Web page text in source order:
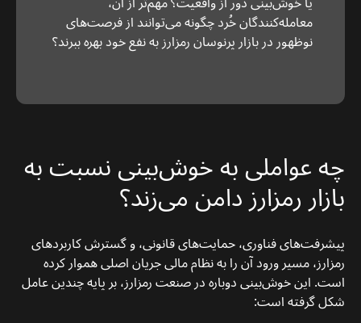
معامله‌کنندگان خُرد چگونه می‌توانند از فرصت‌های
نوظهور در بازار پرنوسان رمزارز به نفع خود بهره ببرند؟
چه عواملی به خوش‌بینی نسبت به
بازار رمزارز دامن می‌زند؟
پیشرفت‌های فناوری، حمایت‌های قانونی، و گسترش کاربردهای
رمزارز، مسیر ورود آن را به نظام مالی جریان اصلی هموار کرده
است. این خوش‌بینی دوباره در صنعت رمزارز، بر پایه چندین عامل
شکل گرفته است: